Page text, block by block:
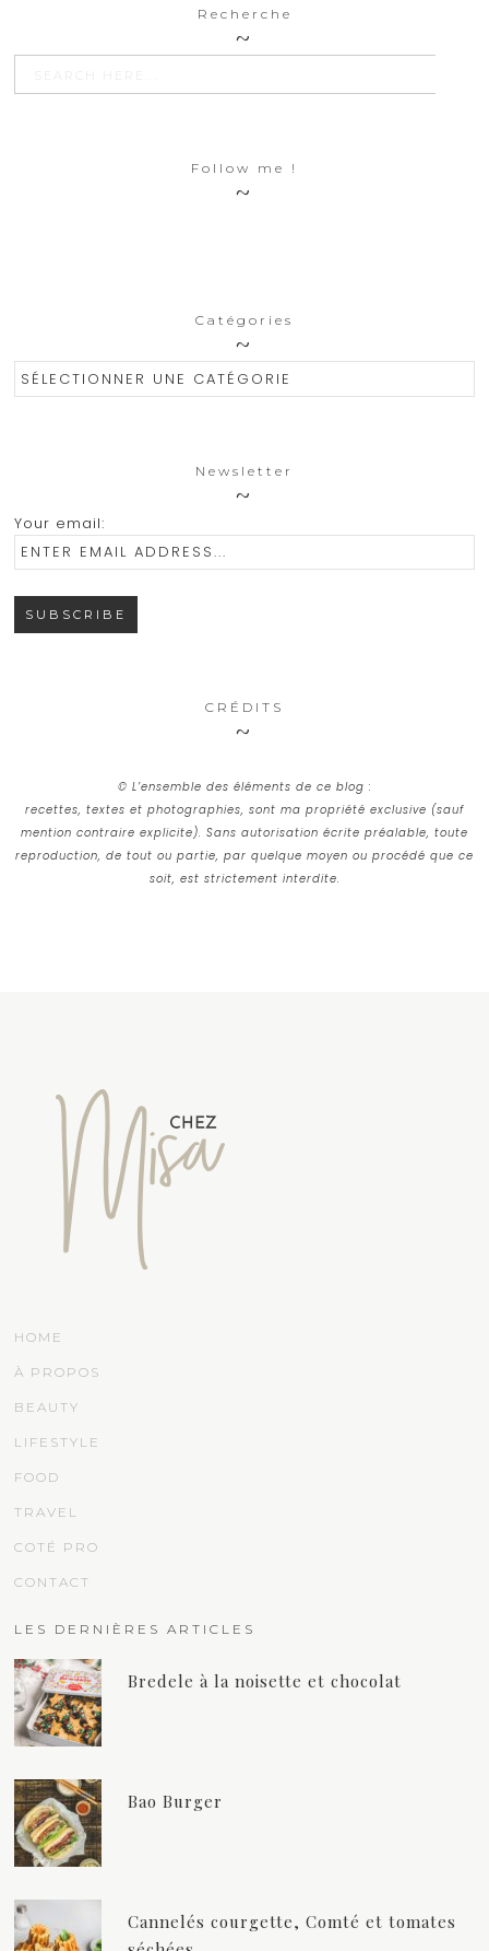
Recherche
Search SEARCH
Follow me !
Catégories
Catégories
Newsletter
Your email:
CRÉDITS
© L’ensemble des éléments de ce blog :
recettes, textes et photographies, sont ma propriété exclusive (sauf
mention contraire explicite). Sans autorisation écrite préalable, toute
reproduction, de tout ou partie, par quelque moyen ou procédé que ce
soit, est strictement interdite.
HOME
À PROPOS
BEAUTY
LIFESTYLE
FOOD
TRAVEL
COTÉ PRO
CONTACT
LES DERNIÈRES ARTICLES
Bredele à la noisette et chocolat
Bao Burger
Cannelés courgette, Comté et tomates